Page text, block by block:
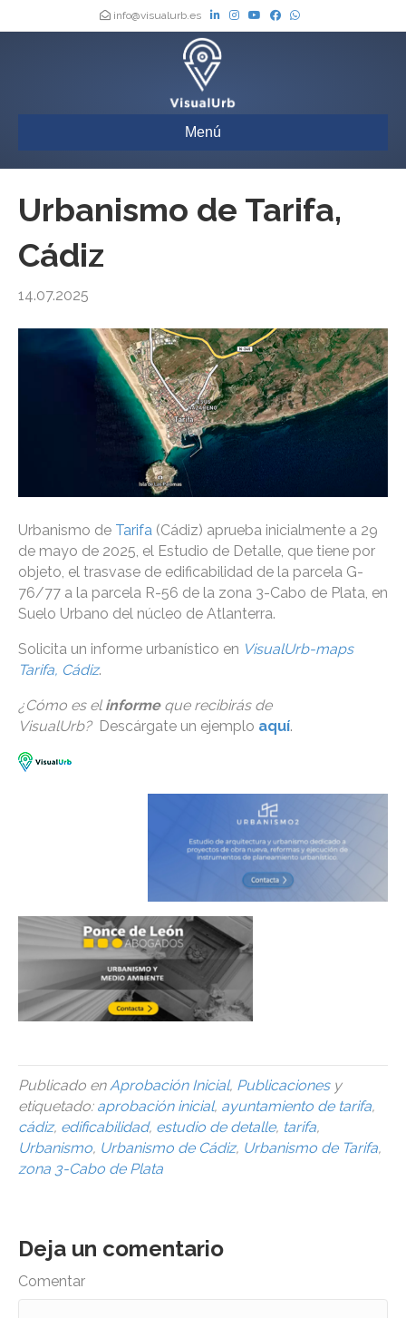
info@visualurb.es
Menú
Urbanismo de Tarifa,
Cádiz
14.07.2025
Urbanismo de Tarifa (Cádiz) aprueba inicialmente a 29
de mayo de 2025, el Estudio de Detalle, que tiene por
objeto, el trasvase de edificabilidad de la parcela G-
76/77 a la parcela R-56 de la zona 3-Cabo de Plata, en
Suelo Urbano del núcleo de Atlanterra.
Solicita un informe urbanístico en VisualUrb-maps
Tarifa, Cádiz.
¿Cómo es el informe que recibirás de
VisualUrb?Descárgate un ejemplo aquí.
Publicado enAprobación Inicial, Publicacionesy
etiquetado: aprobación inicial, ayuntamiento de tarifa,
cádiz, edificabilidad, estudio de detalle, tarifa,
Urbanismo, Urbanismo de Cádiz, Urbanismo de Tarifa,
zona 3-Cabo de Plata
Deja un comentario
Comentar